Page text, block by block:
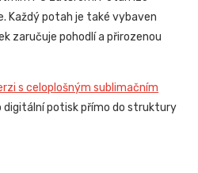
Každý potah je také vybaven
zaručuje pohodlí a přirozenou
s celoplošným sublimačním
digitální potisk přímo do struktury